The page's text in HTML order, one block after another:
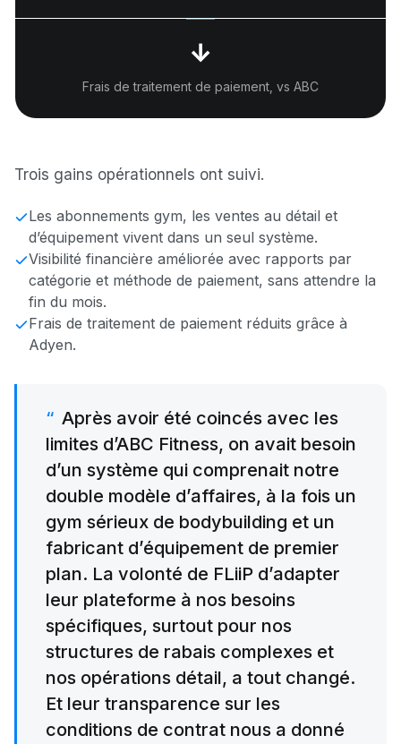
↓
Frais de traitement de paiement, vs ABC
Trois gains opérationnels ont suivi.
Les abonnements gym, les ventes au détail et
d’équipement vivent dans un seul système.
Visibilité financière améliorée avec rapports par
catégorie et méthode de paiement, sans attendre la
fin du mois.
Frais de traitement de paiement réduits grâce à
Adyen.
Après avoir été coincés avec les
limites d’ABC Fitness, on avait besoin
d’un système qui comprenait notre
double modèle d’affaires, à la fois un
gym sérieux de bodybuilding et un
fabricant d’équipement de premier
plan. La volonté de FLiiP d’adapter
leur plateforme à nos besoins
spécifiques, surtout pour nos
structures de rabais complexes et
nos opérations détail, a tout changé.
Et leur transparence sur les
conditions de contrat nous a donné